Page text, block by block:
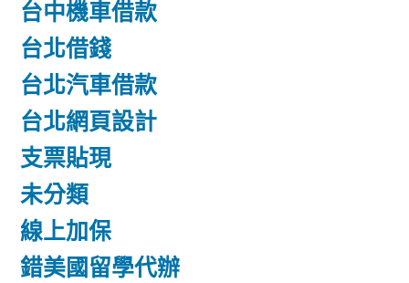
台中機車借款
台北借錢
台北汽車借款
台北網頁設計
支票貼現
未分類
線上加保
錯美國留學代辦